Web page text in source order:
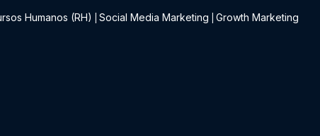
Humanos (RH) Social Media Marketing Growth Marketing